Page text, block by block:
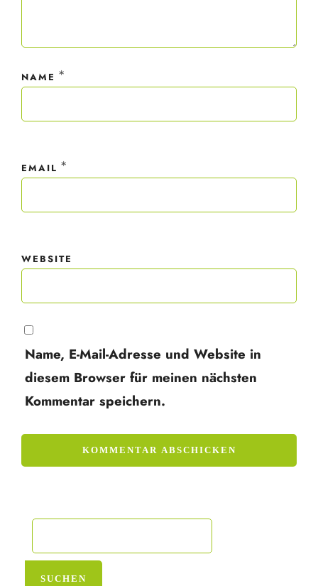
NAME *
EMAIL *
WEBSITE
Name, E-Mail-Adresse und Website in
diesem Browser für meinen nächsten
Kommentar speichern.